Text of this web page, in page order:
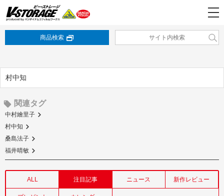
商品検索
村中知
関連タグ
中村繪里子
村中知
桑島法子
福井晴敏
ALL 注目記事 ニュース 新作レビュー